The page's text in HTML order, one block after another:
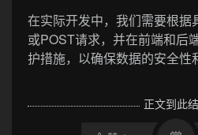
在实际开发中，我们需要根据
或POST请求，并在前端和后
护措施，以确保数据的安全性
正文到此